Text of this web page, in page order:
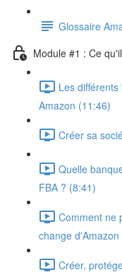
Glossaire
Module #1 : Ce
Les
Amazon (11:46)
Créer sa
Quelle
FBA ? (8:41)
Comment ne
change d'Amazon
Créer,